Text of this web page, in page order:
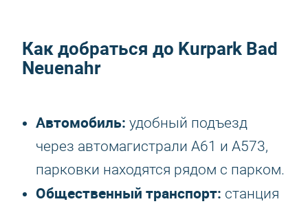
Как добраться до Kurpark Bad
Neuenahr
Автомобиль: удобный подъезд
через автомагистрали A61 и A573,
парковки находятся рядом с парком.
Общественный транспорт: станция